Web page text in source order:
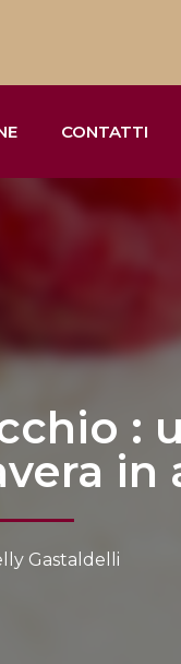
CONTATTI
:
in
Gastaldelli